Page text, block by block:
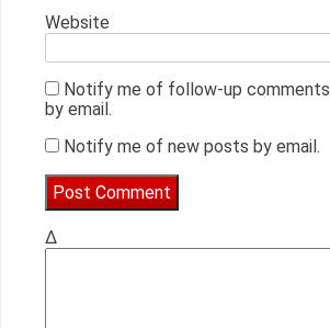
Website
Notify me of follow-up comments
by email.
Notify me of new posts by email.
Δ